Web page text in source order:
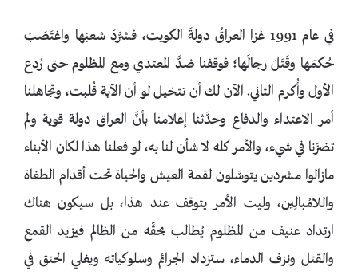
في عام 1991 غزا العراقُ دولةَ الكويت، فشرَّدَ شعبَها واغتَصَبَ
حُكمَها وقَتَلَ رجالَها؛ فوقفنا ضدَّ المعتدي ومع المظلوم حتى رُدع
الأول وأُكرم الثاني. الآن لك أن تتخيل لو أن الآية قُلبت، وتجاهلنا
أمر الاعتداء والدفاع وحدَّثنا إعلامنا بأنَّ العراق دولة قوية ولم
تضرَّنا في شيء، والأمر كله لا شأن لنا به، لو فعلنا هذا لكان الأبناء
مازالوا مشردين يتوسَّلون لقمة العيش والحياة تحت أقدام الطغاة
واللامُبالِين، وليت الأمر يتوقف عند هذا، بل سيكون هناك
ارتداد عنيف من المظلوم يُطالب بحقِّه من الظالم فيزيد القمع
والقتل ونزف الدماء، ستزداد الجرائم وسلوكياته ويغلي الحنق في